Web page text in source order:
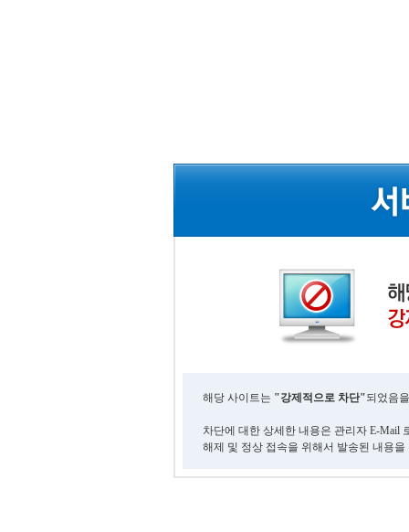
해당 사이트는 "강제적으로 차단"되었음
차단에 대한 상세한 내용은 관리자 E-Mail
해제 및 정상 접속을 위해서 발송된 내용